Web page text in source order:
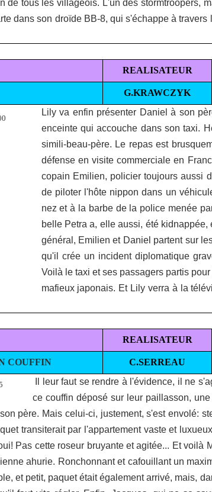
de tous les villageois. L'un des stormtroopers,
dans son droïde BB-8, qui s'échappe à
REALISATEUR
G.KRAWCZYK
Lily va enfin présenter Daniel à son
enceinte qui accouche dans son taxi.
simili-beau-père. Le repas est
défense en visite commerciale en
copain Emilien, policier toujours aussi
de piloter l'hôte nippon dans un
nez et à la barbe de la police menée
belle Petra a, elle aussi, été
général, Emilien et Daniel partent sur
qu'il crée un incident diplomatique
Voilà le taxi et ses passagers partis
mafieux japonais. Et Lily verra à la
REALISATEUR
COUFFIN C.SERREAU
Il leur faut se rendre à l'évidence, il ne
ce couffin déposé sur leur paillasson,
père. Mais celui-ci, justement, s'est envolé:
transiterait par l'appartement vaste et
Pas cette roseur bruyante et agitée... Et
ahurie. Ronchonnant et cafouillant un
et petit, paquet était également arrivé, mais,